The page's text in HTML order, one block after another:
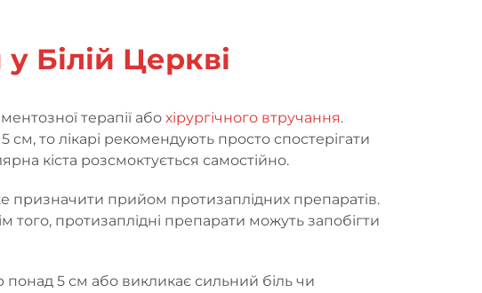
Білій Церкві
терапії або хірургічного втручання.
то лікарі рекомендують просто спостерігати
кіста розсмоктується самостійно.
призначити прийом протизаплідних препаратів.
протизаплідні препарати можуть запобігти
понад 5 см або викликає сильний біль чи